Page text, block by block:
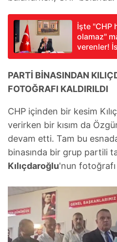
İşte "CHP
olamaz"
verenler!
PARTİ BİNASINDAN
FOTOĞRAFI KALDIRILDI
CHP içinden bir kesim
verirken bir kısım da
devam etti. Tam bu
binasında bir grup partili
Kılıçdaroğlu'nun fotoğrafı